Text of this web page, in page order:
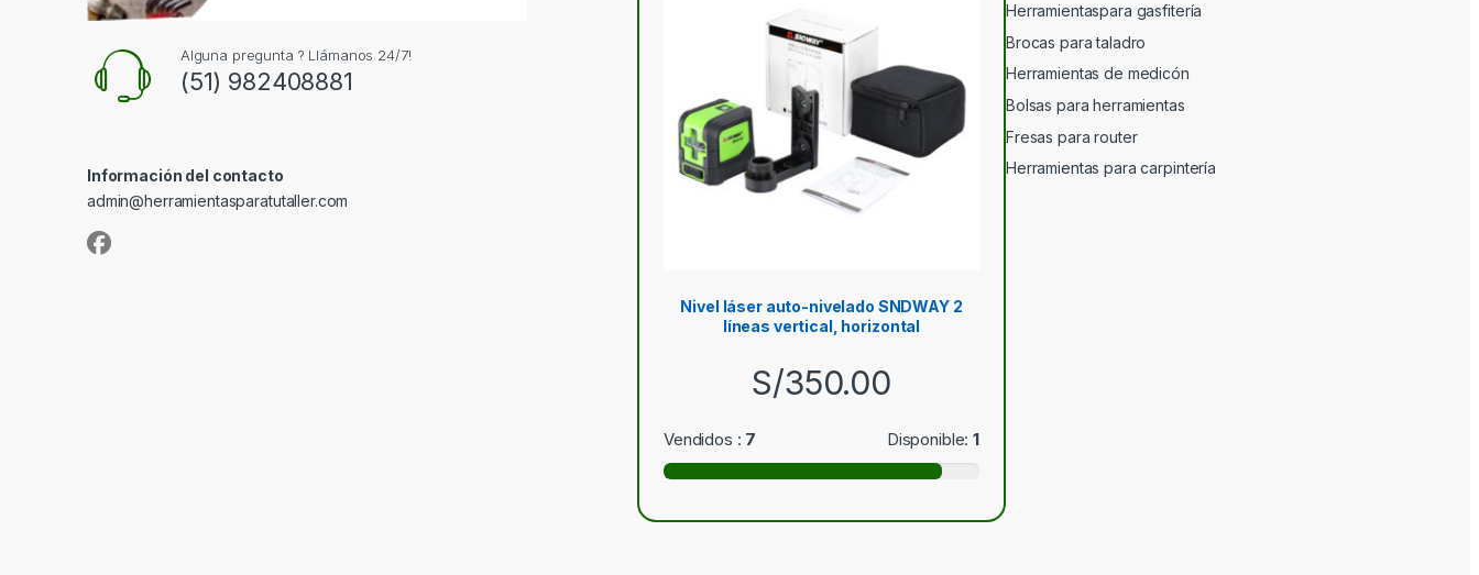
Alguna pregunta ? Llámanos 24/7!
(51) 982408881
Información del contacto
admin@herramientasparatutaller.com
Nivel láser auto-nivelado SNDWAY 2
líneas vertical, horizontal
S/350.00
Vendidos : 7 Disponible:1
Herramientaspara gasfitería
Brocas para taladro
Herramientas de medicón
Bolsas para herramientas
Fresas para router
Herramientas para carpintería